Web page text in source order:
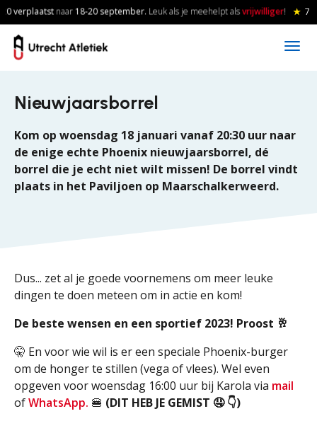
Skip to main content
verplaatstnaar18-20september. Leuk als je meehelpt alsvrijwilliger! ★ 7
Nieuwjaarsborrel
Kom op woensdag 18 januari vanaf 20:30 uur naar
de enige echte Phoenix nieuwjaarsborrel, dé
borrel die je echt niet wilt missen! De borrel vindt
plaats in het Paviljoen op Maarschalkerweerd.
Dus... zet al je goede voornemens om meer leuke
dingen te doen meteen om in actie en kom!
De beste wensen en een sportief 2023! Proost 🥂
🤫 En voor wie wil is er een speciale Phoenix-burger
om de honger te stillen (vega of vlees). Wel even
opgeven voor woensdag 16:00 uur bij Karola via mail
ofWhatsApp. 🍔 (DIT HEB JE GEMIST 🤤 👇)